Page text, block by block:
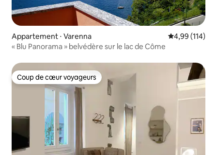
Appartement ⋅ Varenna Évaluation
4,99 (114)
« Blu Panorama » belvédère sur le lac de Côme
Coup de cœur voyageurs
Coup de cœur voyageurs